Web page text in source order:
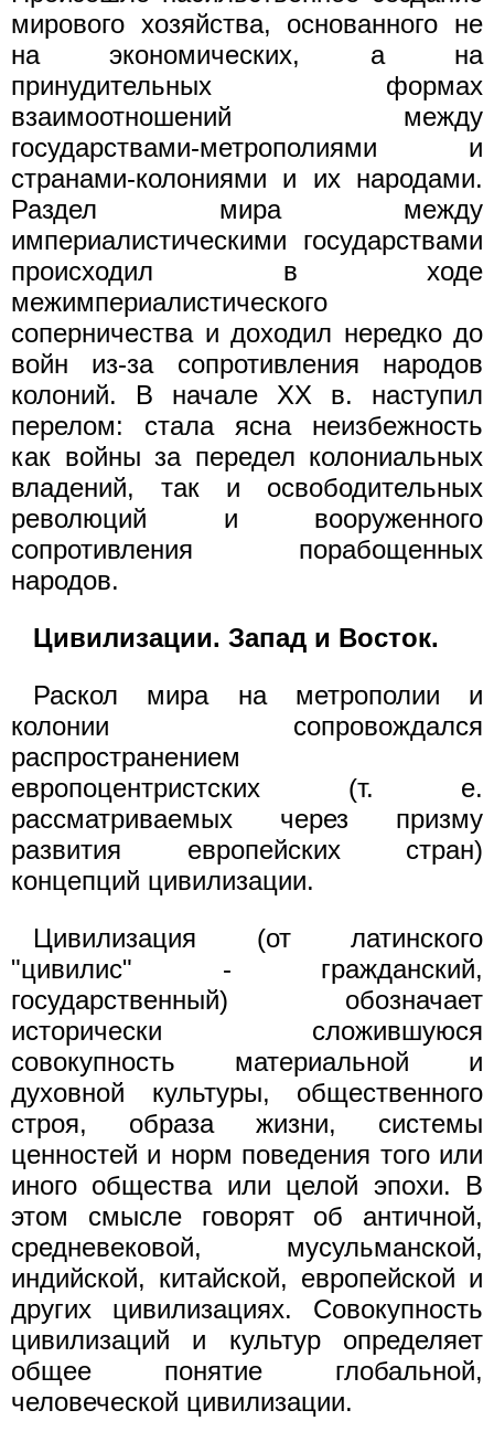
мирового хозяйства, основанного не
на экономических, а на
принудительных формах
взаимоотношений между
государствами-метрополиями и
странами-колониями и их народами.
Раздел мира между
империалистическими государствами
происходил в ходе
межимпериалистического
соперничества и доходил нередко до
войн из-за сопротивления народов
колоний. В начале XX в. наступил
перелом: стала ясна неизбежность
как войны за передел колониальных
владений, так и освободительных
революций и вооруженного
сопротивления порабощенных
народов.
Цивилизации. Запад и Восток.
Раскол мира на метрополии и
колонии сопровождался
распространением
европоцентристских (т. е.
рассматриваемых через призму
развития европейских стран)
концепций цивилизации.
Цивилизация (от латинского
"цивилис" - гражданский,
государственный) обозначает
исторически сложившуюся
совокупность материальной и
духовной культуры, общественного
строя, образа жизни, системы
ценностей и норм поведения того или
иного общества или целой эпохи. В
этом смысле говорят об античной,
средневековой, мусульманской,
индийской, китайской, европейской и
других цивилизациях. Совокупность
цивилизаций и культур определяет
общее понятие глобальной,
человеческой цивилизации.